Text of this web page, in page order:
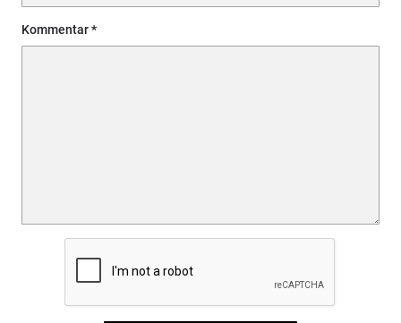
Kommentar